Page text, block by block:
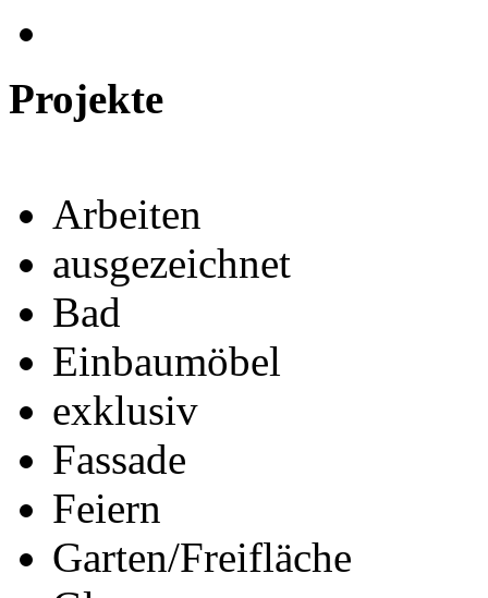
Projekte
Arbeiten
ausgezeichnet
Bad
Einbaumöbel
exklusiv
Fassade
Feiern
Garten/Freifläche